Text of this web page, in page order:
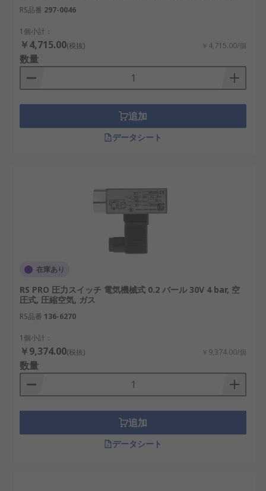
RS品番 297-0046
1個小計：
￥4,715.00(税抜) ￥4,715.00/個
数量
追加
データシート
在庫あり
RS PRO 圧力スイッチ 電気機械式 0.2 バール 30V 4 bar, 空
圧式, 圧縮空気, ガス
RS品番 136-6270
1個小計：
￥9,374.00(税抜) ￥9,374.00/個
数量
追加
データシート